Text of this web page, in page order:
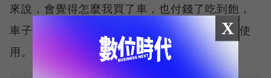
來說，會覺得怎麼我買了車，也付錢了吃到飽，
車子卻好像仍然不是我自己的，不能隨心所欲使
用。
X